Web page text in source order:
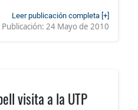
Leer publicación completa [+]
Publicación: 24 Mayo de 2010
visita a la UTP